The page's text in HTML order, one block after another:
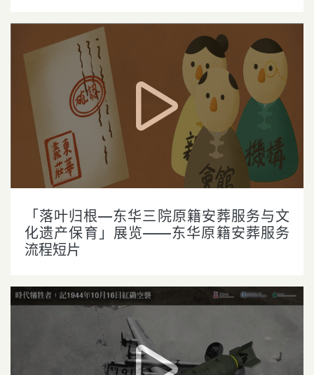
「落叶归根—东华三院原籍安葬服务与文
化遗产保育」展览——东华原籍安葬服务
流程短片